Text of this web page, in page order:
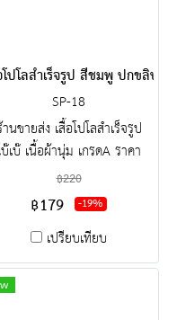
าล
โปโลสำเร็จรูป สีชมพู ปกขลิปข
SP-18
นขายส่ง เสื้อโปโลสำเร็จรูป
เบ๊ เนื้อผ้านุ่ม เกรดA ราคา
โรงงาน ขายราคาส่งโบ๊เบ๊ พร้อม
ปัก-สกรีน ครบวงจร ติดต่อฝ่าย
ย Line : @jacketbkk (มี@ค่ะ)
฿220
฿179 -19%
เปรียบเทียบ